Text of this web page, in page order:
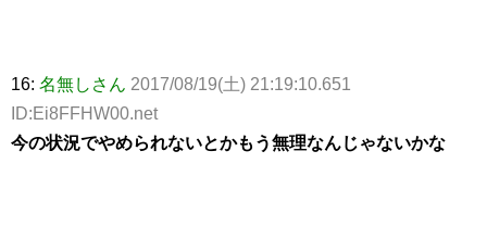
16: 名無しさん 2017/08/19(土) 21:19:10.651
ID:Ei8FFHW00.net
今の状況でやめられないとかもう無理なんじゃないかな